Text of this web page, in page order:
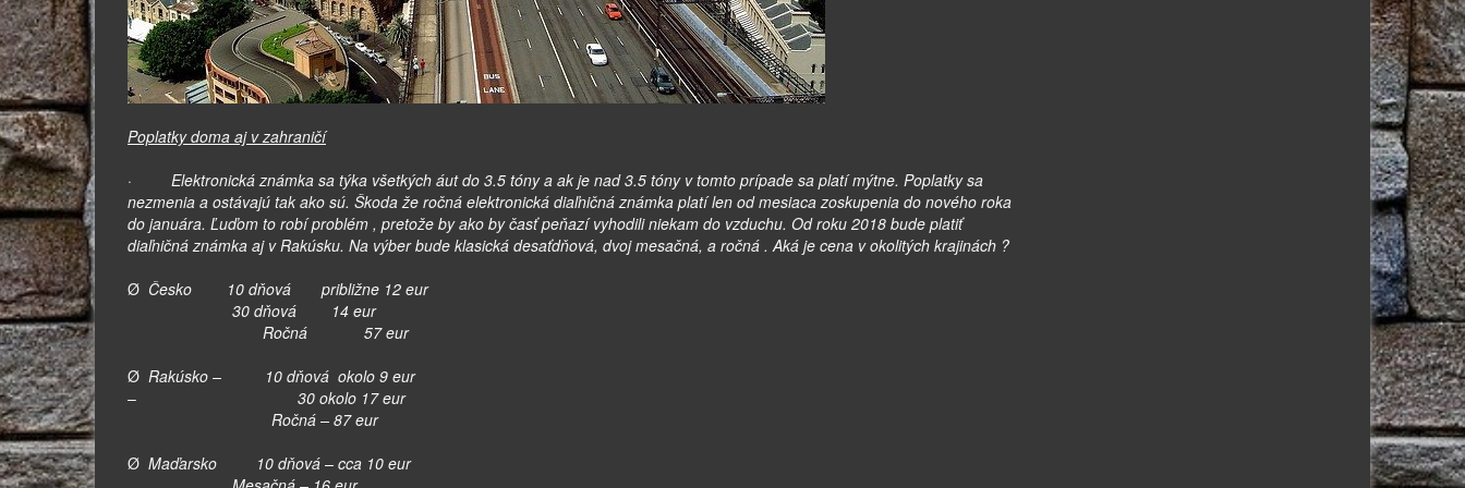
Poplatky doma aj v zahraničí
· Elektronická známka sa týka všetkých áut do 3.5 tóny a ak je nad 3.5 tóny v tomto prípade sa platí mýtne. Poplatky sa
nezmenia a ostávajú tak ako sú. Škoda že ročná elektronická diaľničná známka platí len od mesiaca zoskupenia do nového roka
do januára. Ľuďom to robí problém , pretože by ako by časť peňazí vyhodili niekam do vzduchu. Od roku 2018 bude platiť
diaľničná známka aj v Rakúsku. Na výber bude klasická desaťdňová, dvoj mesačná, a ročná . Aká je cena v okolitých krajinách ?
Ø Česko 10 dňová približne 12 eur
30 dňová 14 eur
Ročná 57 eur
Ø Rakúsko – 10 dňová okolo 9 eur
–
30 okolo 17 eur
Ročná – 87 eur
Ø Maďarsko 10 dňová – cca 10 eur